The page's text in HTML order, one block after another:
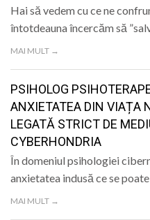
Hai să vedem cu ce ne
întotdeauna încercăm să
MAI MULT →
PSIHOLOG
ANXIETATEA DIN VIAȚA
LEGATĂ STRICT DE
CYBERHONDRIA
În domeniul psihologiei
anxietatea indusă ce se
MAI MULT →